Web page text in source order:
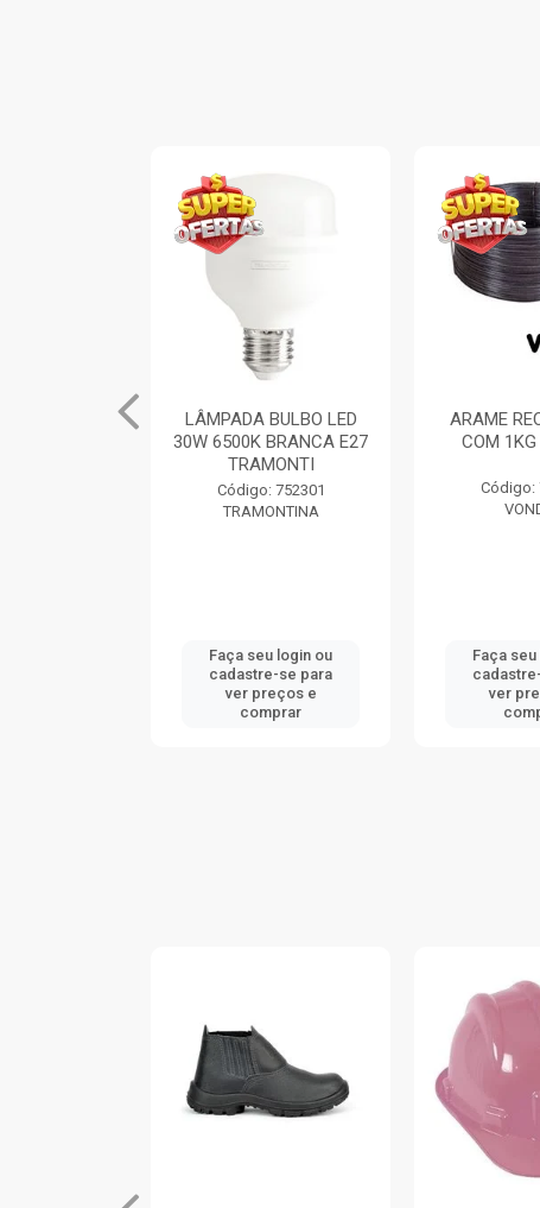
LÂMPADA BULBO LED
30W 6500K BRANCA E27
TRAMONTI
Código: 752301
TRAMONTINA
Faça seu login ou
cadastre-se para
ver preços e
comprar
ARAME
COM 1KG
Código:
Faça
ver